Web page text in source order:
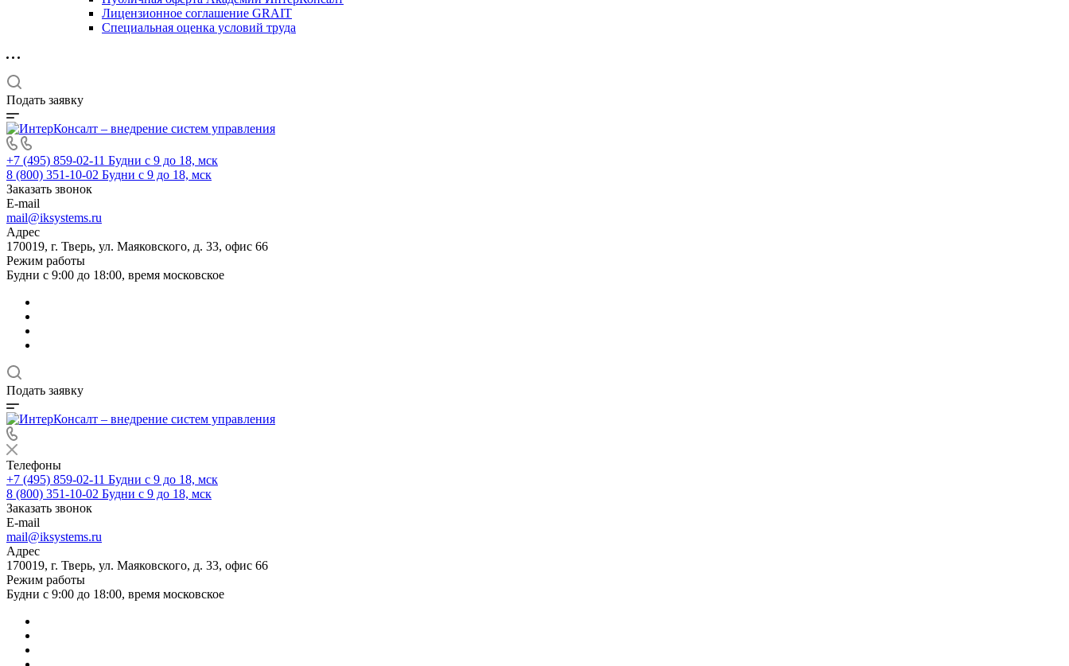
Лицензионное соглашение GRAIT
Специальная оценка условий труда
Подать заявку
+7 (495) 859-02-11 Будни с 9 до 18, мск
8 (800) 351-10-02 Будни с 9 до 18, мск
Заказать звонок
E-mail
mail@iksystems.ru
Адрес
170019, г. Тверь, ул. Маяковского, д. 33, офис 66
Режим работы
Будни с 9:00 до 18:00, время московское
Подать заявку
Телефоны
+7 (495) 859-02-11 Будни с 9 до 18, мск
8 (800) 351-10-02 Будни с 9 до 18, мск
Заказать звонок
E-mail
mail@iksystems.ru
Адрес
170019, г. Тверь, ул. Маяковского, д. 33, офис 66
Режим работы
Будни с 9:00 до 18:00, время московское